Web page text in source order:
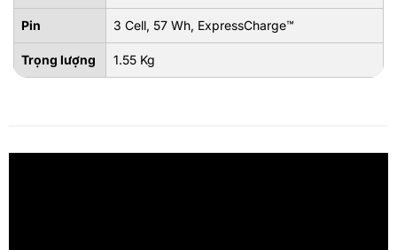
Pin 3 Cell, 57 Wh, ExpressCharge™
Trọng lượng 1.55 Kg